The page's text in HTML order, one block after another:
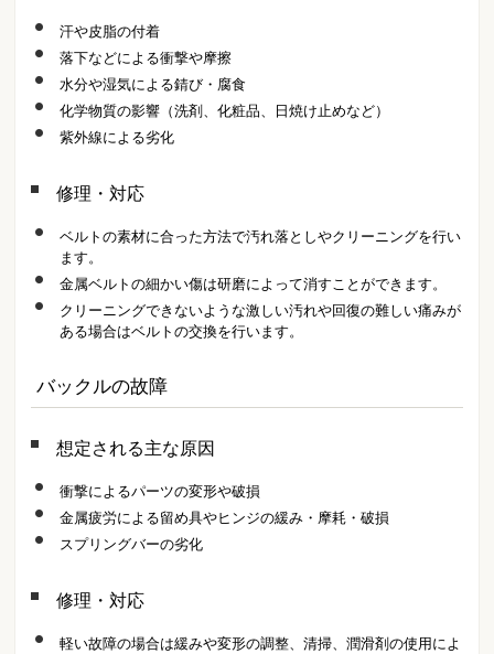
汗や皮脂の付着
落下などによる衝撃や摩擦
水分や湿気による錆び・腐食
化学物質の影響（洗剤、化粧品、日焼け止めなど）
紫外線による劣化
修理・対応
ベルトの素材に合った方法で汚れ落としやクリーニングを行い
ます。
金属ベルトの細かい傷は研磨によって消すことができます。
クリーニングできないような激しい汚れや回復の難しい痛みが
ある場合はベルトの交換を行います。
バックルの故障
想定される主な原因
衝撃によるパーツの変形や破損
金属疲労による留め具やヒンジの緩み・摩耗・破損
スプリングバーの劣化
修理・対応
軽い故障の場合は緩みや変形の調整、清掃、潤滑剤の使用によ